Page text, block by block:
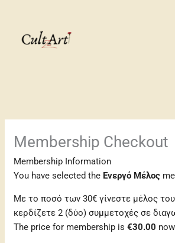
content
Membership Checkout
Membership Information
You have selected the Ενεργό Μέλος
Με το ποσό των 30€ γίνεστε μέλος
κερδίζετε 2 (δύο) συμμετοχές σε
The price for membership is€30.00